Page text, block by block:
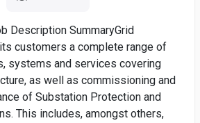
Description SummaryGrid
customers a complete range of
systems and services covering
as well as commissioning and
of Substation Protection and
This includes, amongst others,